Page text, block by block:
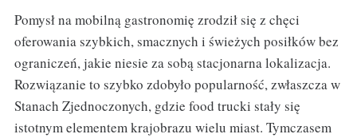
Pomysł na mobilną gastronomię zrodził się z chęci
oferowania szybkich, smacznych i świeżych posiłków bez
ograniczeń, jakie niesie za sobą stacjonarna lokalizacja.
Rozwiązanie to szybko zdobyło popularność, zwłaszcza w
Stanach Zjednoczonych, gdzie food trucki stały się
istotnym elementem krajobrazu wielu miast. Tymczasem